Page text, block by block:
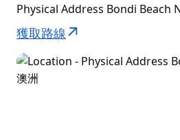
Physical Address Bondi Beach
獲取路線